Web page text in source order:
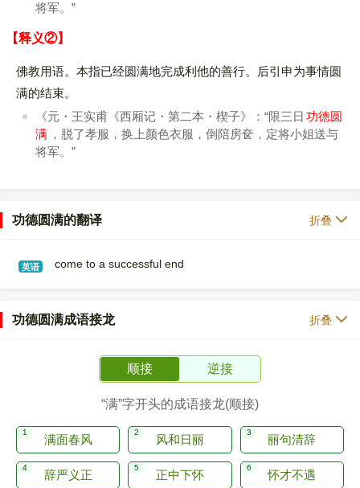
将军。”
【释义②】
佛教用语。本指已经圆满地完成利他的善行。后引申为事情圆
满的结束。
《元・王实甫《西厢记・第二本・楔子》：“限三日 功德圆
满 ，脱了孝服，换上颜色衣服，倒陪房奁，定将小姐送与
将军。”
功德圆满的翻译 折叠
英语 come to a successful end
功德圆满成语接龙 折叠
顺接 逆接
“满”字开头的成语接龙(顺接)
满面春风 风和日丽 丽句清辞
辞严义正 正中下怀 怀才不遇